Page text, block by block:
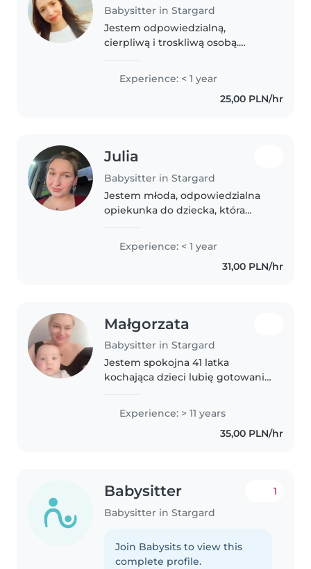
Babysitter in Stargard
Jestem odpowiedzialną,
cierpliwą i troskliwą osobą.
pomocy, co daje dodatkową
pewność w opiece nad dziećmi.
Chętnie pomogę w gotowaniu,
Experience: < 1 year
25,00 PLN/hr
Julia
Babysitter in Stargard
Jestem młoda, odpowiedzialna
opiekunka do dziecka, która
specjalizacji resocjalizacja i
socjoterapia, więc mam wiedzę
Experience: < 1 year
31,00 PLN/hr
Małgorzata
Babysitter in Stargard
Jestem spokojna 41 latka
kochająca dzieci lubię gotowanie
Ponieważ moje już dorosły
chciała bym moc pomagać
Experience: > 11 years
35,00 PLN/hr
Babysitter
Babysitter in Stargard
1
Join Babysits to view this
complete profile.